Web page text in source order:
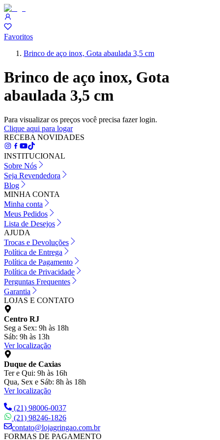
Favoritos
Brinco de aço inox, Gota abaulada 3,5 cm
Brinco de aço inox, Gota
abaulada 3,5 cm
Para visualizar os preços você precisa fazer login.
Clique aqui para logar
RECEBA NOVIDADES
INSTITUCIONAL
Sobre Nós
Seja Revendedora
Blog
MINHA CONTA
Minha conta
Meus Pedidos
Lista de Desejos
AJUDA
Trocas e Devoluções
Política de Entrega
Política de Pagamento
Política de Privacidade
Perguntas Frequentes
Garantia
LOJAS E CONTATO
Centro RJ
Seg a Sex: 9h às 18h
Sáb: 9h às 13h
Ver localização
Duque de Caxias
Ter e Qui: 9h às 16h
Qua, Sex e Sáb: 8h às 18h
Ver localização
(21) 98006-0037
(21) 98246-1826
contato@lojagringao.com.br
FORMAS DE PAGAMENTO